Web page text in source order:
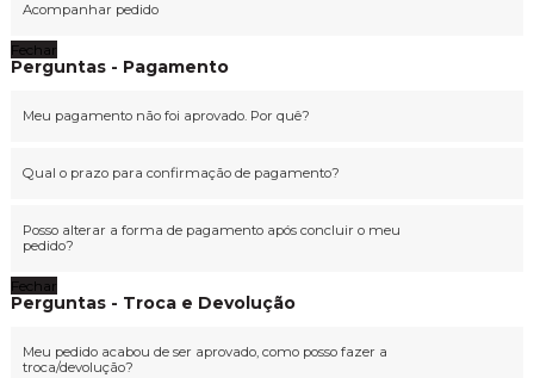
Acompanhar pedido
Fechar
Perguntas - Pagamento
Meu pagamento não foi aprovado. Por quê?
Qual o prazo para confirmação de pagamento?
Posso alterar a forma de pagamento após concluir o meu
pedido?
Fechar
Perguntas - Troca e Devolução
Meu pedido acabou de ser aprovado, como posso fazer a
troca/devolução?